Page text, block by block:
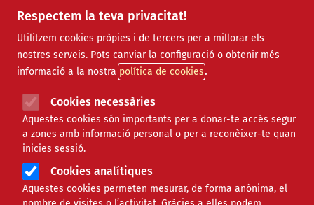
Respectem la teva privacitat!
Utilitzem cookies pròpies i de tercers per a millorar els
nostres serveis. Pots canviar la configuració o obtenir més
informació a la nostra política de cookies
Cookies necessàries
Aquestes cookies són importants per a donar-te accés segur
a zones amb informació personal o per a reconèixer-te quan
inicies sessió.
Cookies analítiques
Aquestes cookies permeten mesurar, de forma anònima, el
Notícies
Totes | Ambiental | Comunitari | Cultural | Social
|
Internacional | Projectes | Jurídic | Tecnològic
Formació
Àmbit de la notícia
SOCIAL
Arantxa de Lara: "El